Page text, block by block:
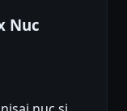
Nuc